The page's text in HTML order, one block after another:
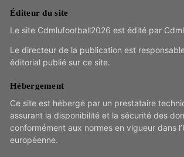
Éditeur du site
Le site Cdmlufootball2026 est édité par
Le directeur de la publication est
éditorial publié sur ce site.
Hébergement
Ce site est hébergé par un prestataire
assurant la disponibilité et la sécurité des
conformément aux normes en vigueur dans
européenne.